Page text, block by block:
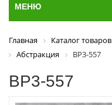
МЕНЮ
Главная Каталог товаров
Абстракция
ВР3-557
ВР3-557